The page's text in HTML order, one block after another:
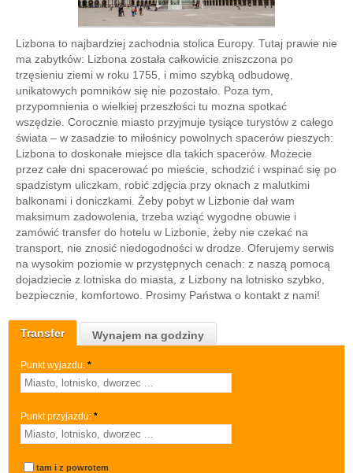
Transfer Wynajem na godziny
Punkt wyjazdu: *
Punkt przyjazdu: *
tam i z powrotem
Lizbona to najbardziej zachodnia stolica Europy. Tutaj prawie nie
ma zabytków: Lizbona została całkowicie zniszczona po
trzęsieniu ziemi w roku 1755, i mimo szybką odbudowę,
unikatowych pomników się nie pozostało. Poza tym,
przypomnienia o wielkiej przeszłości tu mozna spotkać
wszędzie. Corocznie miasto przyjmuje tysiące turystów z całego
świata – w zasadzie to miłośnicy powolnych spacerów pieszych:
Lizbona to doskonałe miejsce dla takich spacerów. Możecie
przez całe dni spacerować po mieście, schodzić i wspinać się po
spadzistym uliczkam, robić zdjęcia przy oknach z malutkimi
balkonami i doniczkami. Żeby pobyt w Lizbonie dał wam
maksimum zadowolenia, trzeba wziąć wygodne obuwie i
zamówić transfer do hotelu w Lizbonie, żeby nie czekać na
transport, nie znosić niedogodności w drodze. Oferujemy serwis
na wysokim poziomie w przystępnych cenach: z naszą pomocą
dojadziecie z lotniska do miasta, z Lizbony na lotnisko szybko,
bezpiecznie, komfortowo. Prosimy Państwa o kontakt z nami!